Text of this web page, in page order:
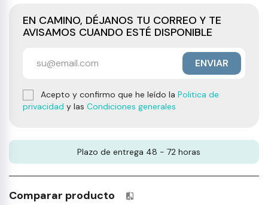
EN CAMINO, DÉJANOS TU CORREO Y TE
AVISAMOS CUANDO ESTÉ DISPONIBLE
ENVIAR
Acepto y confirmo que he leído la Politica de
privacidad y las Condiciones generales
Plazo de entrega 48 - 72 horas
Comparar producto Productos incluidos en tu lista